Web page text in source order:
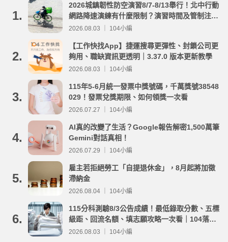
1.
2026城鎮韌性防空演習8/7-8/13舉行！北中行動
網路降速演練有什麼限制？演習時間及管制注意
事項整理
2026.08.03 ｜ 104小編
2.
【工作快找App】捷運搜尋更彈性、封鎖公司更
夠用、職缺資訊更透明｜3.37.0 版本更新教學
2026.08.03 ｜ 104小編
3.
115年5-6月統一發票中獎號碼，千萬獎號38548
029！發票兌獎期限、如何領獎一次看
2026.07.27 ｜ 104小編
4.
AI真的改變了生活？Google報告解密1,500萬筆
Gemini對話真相！
2026.07.29 ｜ 104小編
5.
雇主若拒絕勞工「自提退休金」，8月起將加徵
滯納金
2026.08.04 ｜ 104小編
6.
115分科測驗8/3公告成績！最低錄取分數、五標
級距、回流名額、填志願攻略一次看｜104落點
分析
2026.08.03 ｜ 104小編